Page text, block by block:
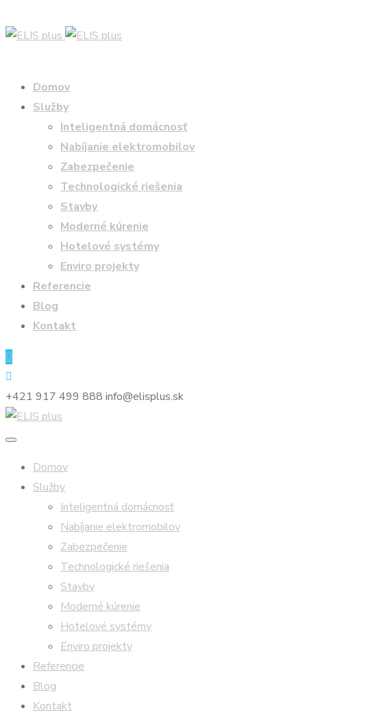
Domov
Služby
Inteligentná domácnosť
Nabíjanie elektromobilov
Zabezpečenie
Technologické riešenia
Stavby
Moderné kúrenie
Hotelové systémy
Enviro projekty
Referencie
Blog
Kontakt
0
+421 917 499 888 info@elisplus.sk
Domov
Služby
Inteligentná domácnosť
Nabíjanie elektromobilov
Zabezpečenie
Technologické riešenia
Stavby
Moderné kúrenie
Hotelové systémy
Enviro projekty
Referencie
Blog
Kontakt